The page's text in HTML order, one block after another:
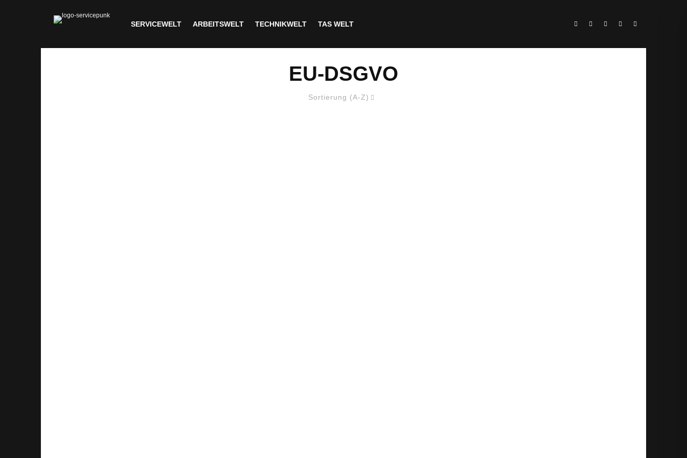
SERVICEWELT ARBEITSWELT TECHNIKWELT TAS WELT
EU-DSGVO
Sortierung (A-Z)